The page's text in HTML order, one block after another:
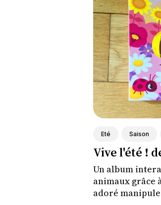
Eté Saison
Vive l'été !
Un album
animaux grâce
adoré